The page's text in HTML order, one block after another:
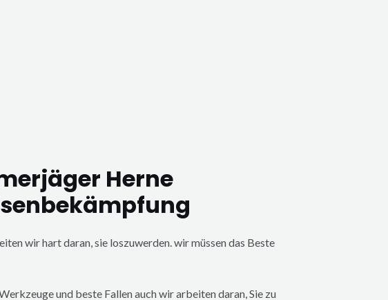
Herne
wir hart daran, sie loszuwerden. wir müssen das Beste
und beste Fallen auch wir arbeiten daran, Sie zu